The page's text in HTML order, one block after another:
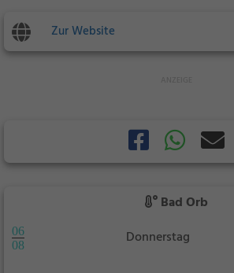
Zur Website
Bad Orb
06
08
Donnerstag